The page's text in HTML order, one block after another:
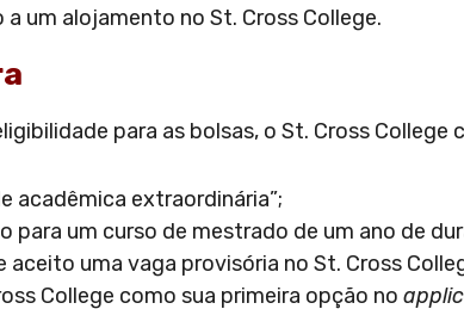
a um alojamento no St. Cross College.
para as bolsas, o St. Cross
acadêmica extraordinária”;
para um curso de mestrado de um ano de
aceito uma vaga provisória no St. Cross
College como sua primeira opção no